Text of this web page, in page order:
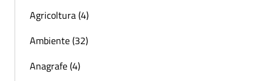
Agricoltura (4)
Ambiente (32)
Anagrafe (4)